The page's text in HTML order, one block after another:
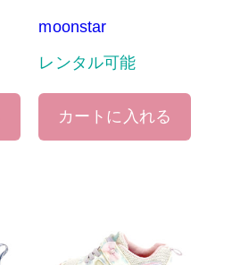
moonstar
レンタル可能
カートに入れる